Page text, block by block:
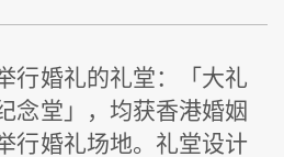
行婚礼的礼堂：「大礼
念堂」，均获香港婚姻
行婚礼场地。礼堂设计